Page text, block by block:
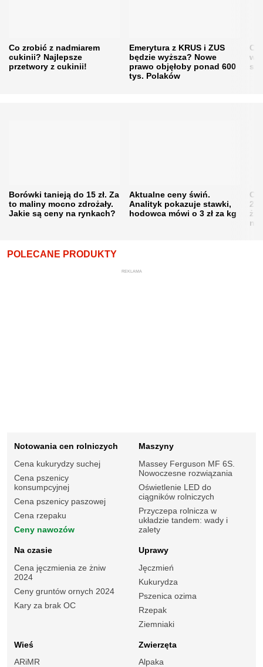
Co zrobić z nadmiarem
cukinii? Najlepsze
przetwory z cukinii!
Emerytura z KRUS i ZUS
będzie wyższa? Nowe
prawo objęłoby ponad 600
tys. Polaków
w
Borówki tanieją do 15 zł. Za
to maliny mocno zdrożały.
Jakie są ceny na rynkach?
Aktualne ceny świń.
Analityk pokazuje stawki,
hodowca mówi o 3 zł za kg
POLECANE PRODUKTY
REKLAMA
Notowania cen rolniczych
Cena kukurydzy suchej
Cena pszenicy
konsumpcyjnej
Cena pszenicy paszowej
Cena rzepaku
Ceny nawozów
Maszyny
Massey Ferguson MF 6S.
Nowoczesne rozwiązania
Oświetlenie LED do
ciągników rolniczych
Przyczepa rolnicza w
układzie tandem: wady i
zalety
Na czasie
Cena jęczmienia ze żniw
2024
Ceny gruntów ornych 2024
Kary za brak OC
Uprawy
Jęczmień
Kukurydza
Pszenica ozima
Rzepak
Ziemniaki
Wieś
ARiMR
Zwierzęta
Alpaka